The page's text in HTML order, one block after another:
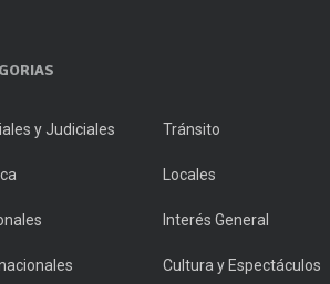
y Judiciales Tránsito
Locales
Interés General
Cultura y Espectáculos